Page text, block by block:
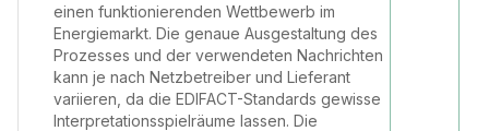
einen funktionierenden Wettbewerb im
Energiemarkt. Die genaue Ausgestaltung des
Prozesses und der verwendeten Nachrichten
kann je nach Netzbetreiber und Lieferant
variieren, da die EDIFACT-Standards gewisse
Interpretationsspielräume lassen. Die